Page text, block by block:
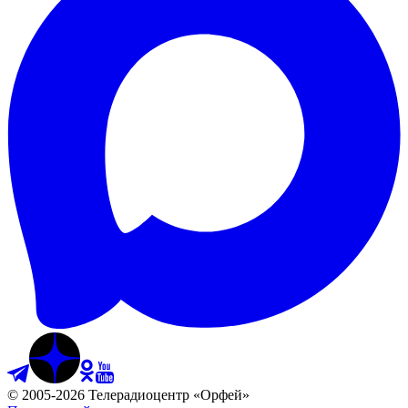
© 2005-2026 Телерадиоцентр «Орфей»